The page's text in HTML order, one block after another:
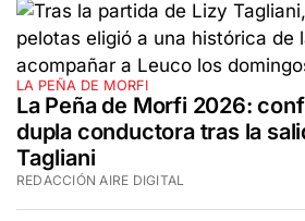
LA PEÑA DE MORFI
La Peña de Morfi 2026:
dupla conductora tras la
Tagliani
REDACCIÓN AIRE DIGITAL